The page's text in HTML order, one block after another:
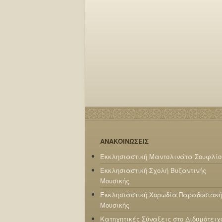
ΑΝΑΚΟΙΝΩΣΕΙΣ
Εκκλησιαστική Μαντολινάτα
Εκκλησιαστική Σχολή Βυζαντινής
Μουσικής
Εκκλησιαστική Χορωδία
Μουσικής
Κατηχητικές Σύναξεις στο